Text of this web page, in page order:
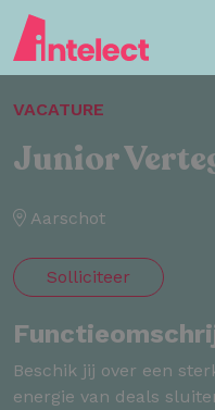
VACATURE
Junior
Aarschot
Solliciteer
Beschik jij over een
energie van deals